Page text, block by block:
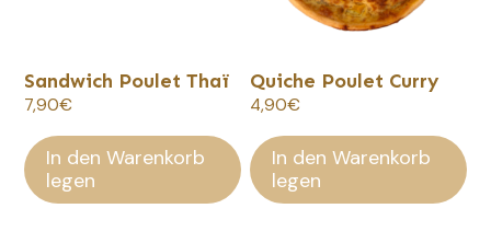
Sandwich Poulet Thaï
7,90€
In den Warenkorb
legen
Quiche Poulet Curry
4,90€
In den Warenkorb
legen